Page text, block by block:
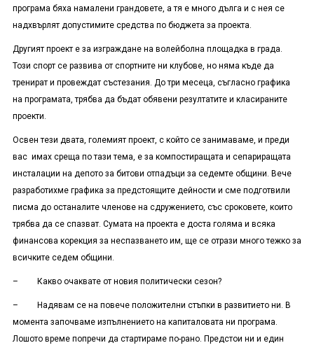
програма бяха намалени грандовете, а тя е много дълга и с нея се
надхвърлят допустимите средства по бюджета за проекта.
Другият проект е за изграждане на волейболна площадка в града.
Този спорт се развива от спортните ни клубове, но няма къде да
тренират и провеждат състезания. До три месеца, съгласно графика
на програмата, трябва да бъдат обявени резултатите и класираните
проекти.
Освен тези двата, големият проект, с който се занимаваме, и преди
вас имах среща по тази тема, е за компостиращата и сепариращата
инсталации на депото за битови отпадъци за седемте общини. Вече
разработихме графика за предстоящите дейности и сме подготвили
писма до останалите членове на сдружението, със сроковете, които
трябва да се спазват. Сумата на проекта е доста голяма и всяка
финансова корекция за неспазването им, ще се отрази много тежко за
всичките седем общини.
– Какво очаквате от новия политически сезон?
– Надявам се на повече положителни стъпки в развитието ни. В
момента започваме изпълнението на капиталовата ни програма.
Лошото време попречи да стартираме по-рано. Предстои ни и един